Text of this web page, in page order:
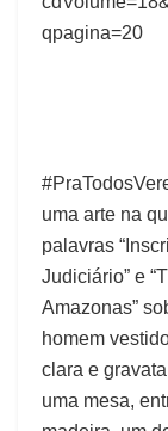
qpagina=20
uma arte na
palavras
Judiciário” e
Amazonas”
homem
clara e
uma mesa,